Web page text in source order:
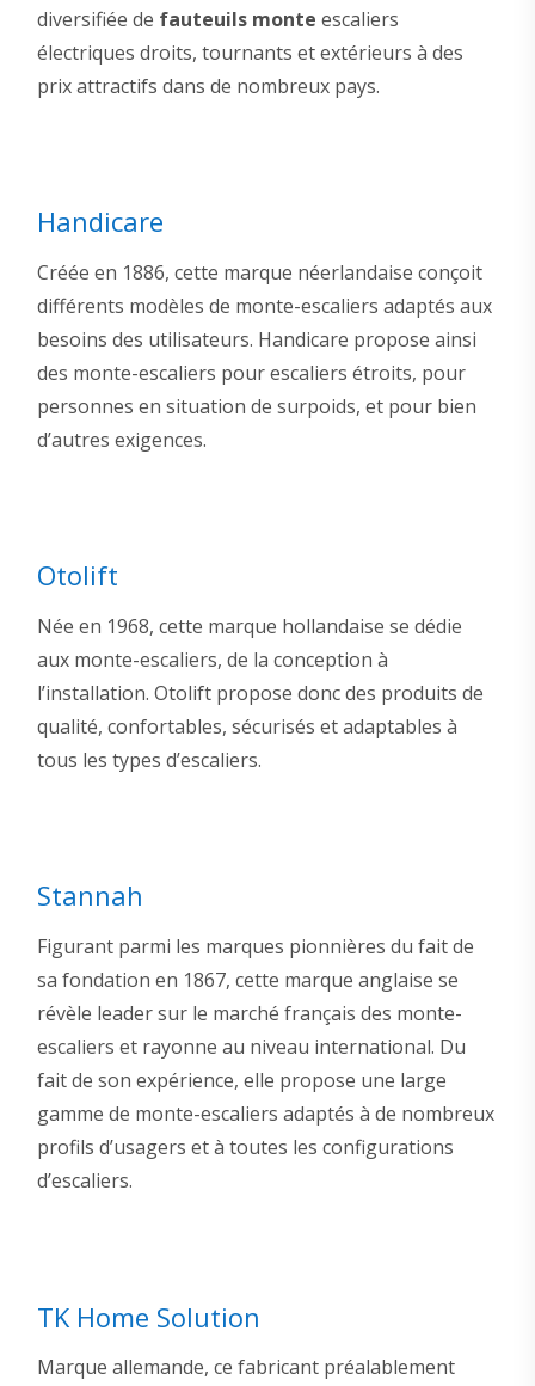
diversifiée de fauteuils monte escaliers
électriques droits, tournants et extérieurs à des
prix attractifs dans de nombreux pays.
Handicare
Créée en 1886, cette marque néerlandaise conçoit
différents modèles de monte-escaliers adaptés aux
besoins des utilisateurs. Handicare propose ainsi
des monte-escaliers pour escaliers étroits, pour
personnes en situation de surpoids, et pour bien
d’autres exigences.
Otolift
Née en 1968, cette marque hollandaise se dédie
aux monte-escaliers, de la conception à
l’installation. Otolift propose donc des produits de
qualité, confortables, sécurisés et adaptables à
tous les types d’escaliers.
Stannah
Figurant parmi les marques pionnières du fait de
sa fondation en 1867, cette marque anglaise se
révèle leader sur le marché français des monte-
escaliers et rayonne au niveau international. Du
fait de son expérience, elle propose une large
gamme de monte-escaliers adaptés à de nombreux
profils d’usagers et à toutes les configurations
d’escaliers.
TK Home Solution
Marque allemande, ce fabricant préalablement